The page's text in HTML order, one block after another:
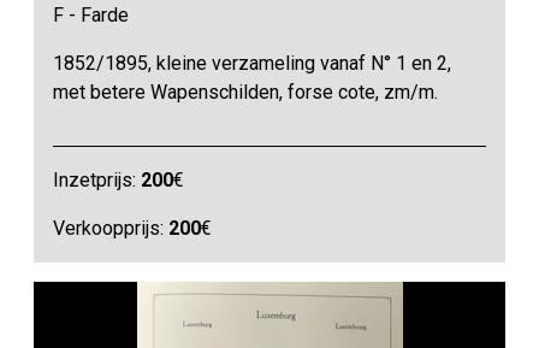
F - Farde
1852/1895, kleine verzameling vanaf N° 1 en 2,
met betere Wapenschilden, forse cote, zm/m.
Inzetprijs: 200€
Verkoopprijs: 200€